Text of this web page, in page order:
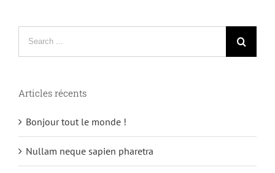
Articles récents
Bonjour tout le monde !
Nullam neque sapien pharetra